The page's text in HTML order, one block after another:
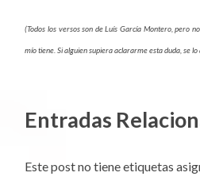
(Todos los versos son de Luís García Montero, pero
mío tiene. Si alguien supiera aclararme esta duda, se
Entradas
Este post no tiene etiquetas